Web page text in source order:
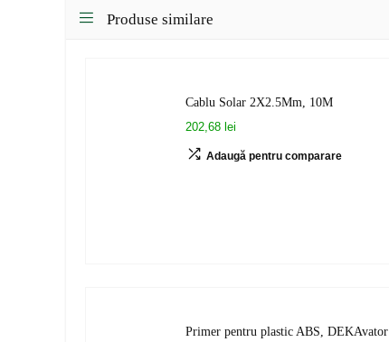
Produse similare
Cablu Solar 2X2.5Mm, 10M
202,68 lei
Adaugă pentru comparare
Primer pentru plastic ABS, DEKAvator